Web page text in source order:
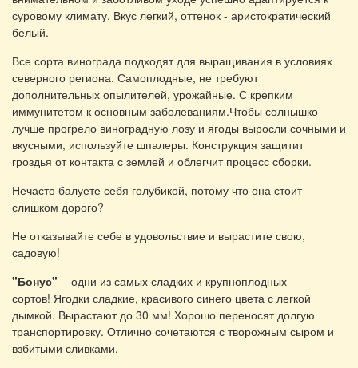
суровому климату. Вкус легкий, оттенок - аристократический
белый.
Все сорта винограда подходят для выращивания в условиях
северного региона. Самоплодные, не требуют
дополнительных опылителей, урожайные. С крепким
иммунитетом к основным заболеваниям.Чтобы солнышко
лучше прогрело виноградную лозу и ягоды выросли сочными и
вкусными, используйте шпалеры. Конструкция защитит
гроздья от контакта с землей и облегчит процесс сборки.
Нечасто балуете себя голубикой, потому что она стоит
слишком дорого?
Не отказывайте себе в удовольствие и вырастите свою,
садовую!
"Бонус" - одни из самых сладких и крупноплодных
сортов! Ягодки сладкие, красивого синего цвета с легкой
дымкой. Вырастают до 30 мм! Хорошо переносят долгую
транспортировку. Отлично сочетаются с творожным сыром и
взбитыми сливками.